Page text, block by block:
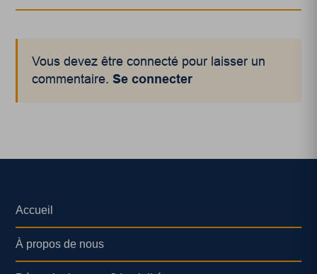
Vous devez être connecté pour laisser un
commentaire.Se connecter
Accueil
À propos de nous